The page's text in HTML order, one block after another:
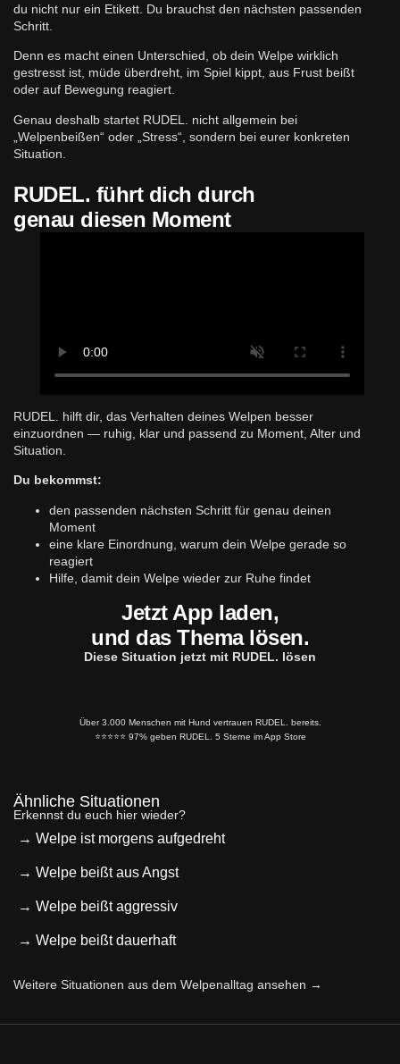
du nicht nur ein Etikett. Du brauchst den nächsten passenden
Schritt.
Denn es macht einen Unterschied, ob dein Welpe wirklich
gestresst ist, müde überdreht, im Spiel kippt, aus Frust beißt
oder auf Bewegung reagiert.
Genau deshalb startet RUDEL. nicht allgemein bei
„Welpenbeißen“ oder „Stress“, sondern bei eurer konkreten
Situation.
RUDEL. führt dich durch
genau diesen Moment
RUDEL. hilft dir, das Verhalten deines Welpen besser
einzuordnen — ruhig, klar und passend zu Moment, Alter und
Situation.
Du bekommst:
den passenden nächsten Schritt für genau deinen
Moment
eine klare Einordnung, warum dein Welpe gerade so
reagiert
Hilfe, damit dein Welpe wieder zur Ruhe findet
Jetzt App laden,
und das Thema lösen.
Diese Situation jetzt mit RUDEL. lösen
Über 3.000 Menschen mit Hund vertrauen RUDEL. bereits.
⭐️⭐️⭐️⭐️⭐️ 97% geben RUDEL. 5 Sterne im App Store
Ähnliche Situationen
Erkennst du euch hier wieder?
→ Welpe ist morgens aufgedreht
→ Welpe beißt aus Angst
→ Welpe beißt aggressiv
→ Welpe beißt dauerhaft
Weitere Situationen aus dem Welpenalltag ansehen →